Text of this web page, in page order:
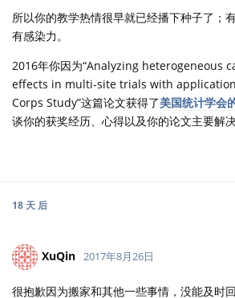
所以你的教学热情很早就已经播下种子了；
有感染力。
2016年你因为“Analyzing heterogeneous
effects in multi-site trials with
Corps Study”这篇论文获得了美国统计学会
谈你的获奖经历、心得以及你的论文主要解
18 天 后
XuQin 2017年8月26日
很抱歉因为搬家和其他一些事情，没能及时回